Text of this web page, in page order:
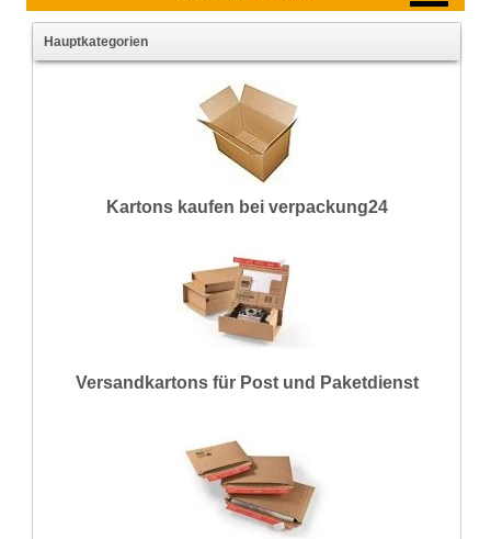
Hauptkategorien
Kartons kaufen bei verpackung24
Versandkartons für Post und Paketdienst